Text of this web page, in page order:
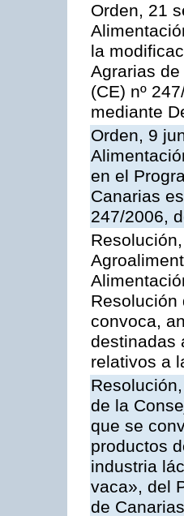
Orden, 21
la
Agrarias
(CE) nº
mediante
Orden, 9
en el
Canarias
247/2006,
Resolución
convoca,
destinadas
relativos a
de la
que se
productos
industria
vaca», del
de